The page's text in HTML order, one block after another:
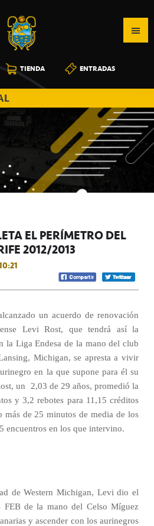
TIENDA ENTRADAS
EL PERÍMETRO DEL
2012/2013
un acuerdo de renovación
Levi Rost, que tendrá así la
la Liga Endesa de la mano del club
Michigan, se apresta a vivir
en la que supone para él su
un
2,03 de 29 años, promedió la
y 3,2 rebotes para 11,15 créditos
más de 25 minutos de media de los
encuentros en los que intervino.
de Western Michigan, Levi dio el
FEB de la mano del Celso Míguez
y ascender con los aurinegros